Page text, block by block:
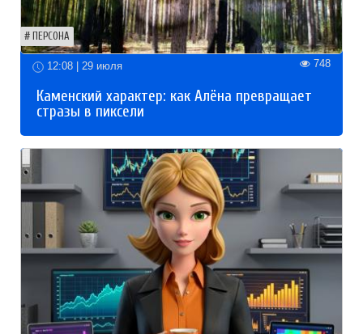
ПЕРСОНА
12:08 | 29 июля 748
Каменский характер: как Алёна превращает
стразы в пиксели